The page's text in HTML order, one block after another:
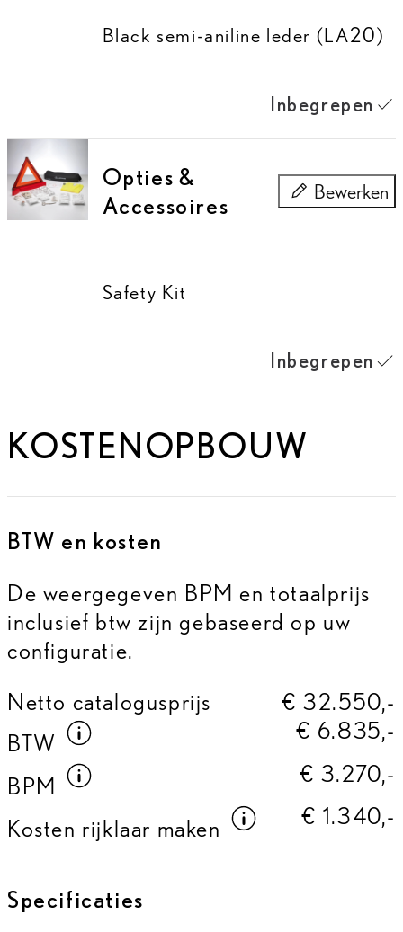
Black semi-aniline leder (LA20)
Inbegrepen
Opties &
Accessoires
Bewerken
Opties &
Safety Kit
Inbegrepen
KOSTENOPBOUW
BTW en kosten
De weergegeven BPM en totaalprijs
inclusief btw zijn gebaseerd op uw
configuratie.
Netto catalogusprijs
€ 32.550,-
BTW
Meer informatie overBTW
€ 6.835,-
BPM
Meer informatie overBPM
€ 3.270,-
Kosten rijklaar maken
Meer€ 1.340,-
Specificaties